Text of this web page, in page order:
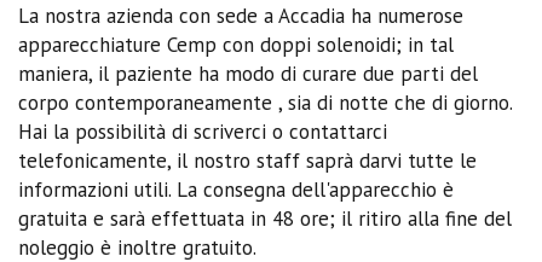
La nostra azienda con sede a Accadia ha numerose
apparecchiature Cemp con doppi solenoidi; in tal
maniera, il paziente ha modo di curare due parti del
corpo contemporaneamente , sia di notte che di giorno.
Hai la possibilità di scriverci o contattarci
telefonicamente, il nostro staff saprà darvi tutte le
informazioni utili. La consegna dell'apparecchio è
gratuita e sarà effettuata in 48 ore; il ritiro alla fine del
noleggio è inoltre gratuito.